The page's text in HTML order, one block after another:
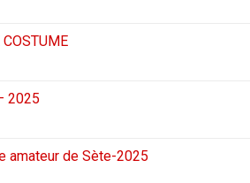
COSTUME
2025
amateur de Sète-2025